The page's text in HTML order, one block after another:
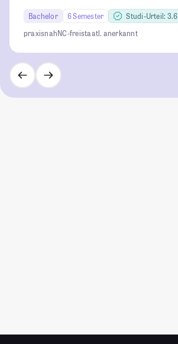
Bachelor 6 Semester
Studi-Urteil: 3.6
praxisnahNC-freistaatl. anerkannt